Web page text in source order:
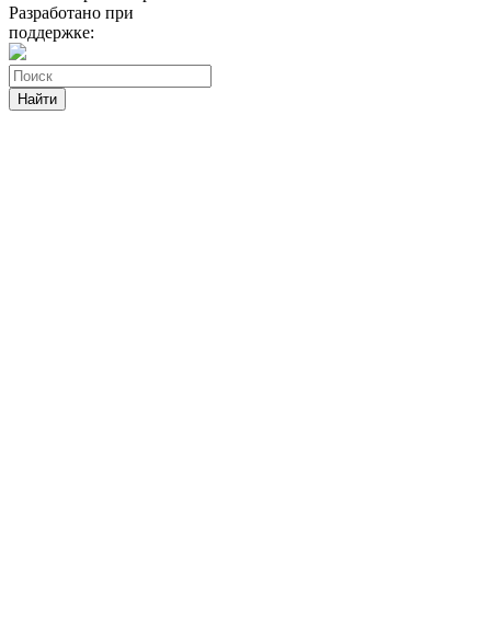
Разработано при
поддержке:
Найти